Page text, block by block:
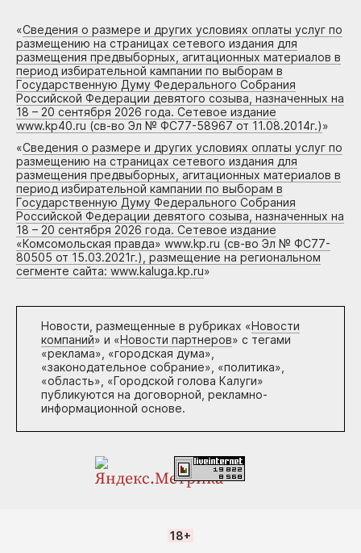
«Сведения о размере и других условиях оплаты услуг по
размещению на страницах сетевого издания для
размещения предвыборных, агитационных материалов в
период избирательной кампании по выборам в
Государственную Думу Федерального Собрания
Российской Федерации девятого созыва, назначенных на
18 – 20 сентября 2026 года. Сетевое издание
www.kp40.ru (св-во Эл № ФС77-58967 от 11.08.2014г.)»
«Сведения о размере и других условиях оплаты услуг по
размещению на страницах сетевого издания для
размещения предвыборных, агитационных материалов в
период избирательной кампании по выборам в
Государственную Думу Федерального Собрания
Российской Федерации девятого созыва, назначенных на
18 – 20 сентября 2026 года. Сетевое издание
«Комсомольская правда» www.kp.ru (св-во Эл № ФС77-
80505 от 15.03.2021г.), размещение на региональном
сегменте сайта: www.kaluga.kp.ru»
Новости, размещенные в рубриках «Новости
компаний» и «Новости партнеров» с тегами
«реклама», «городская дума»,
«законодательное собрание», «политика»,
«область», «Городской голова Калуги»
публикуются на договорной, рекламно-
информационной основе.
18+